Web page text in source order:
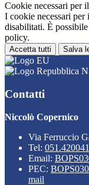
Cookie necessari per
I cookie necessari per
disabilitati. È
policy.
Accetta tutti Salva
Contatti
Niccolò Copernico
Via Ferruccio
Tel:
Email:
PEC:
mail